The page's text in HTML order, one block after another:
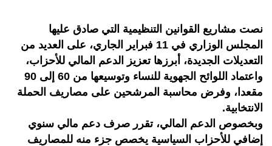
نصت مشاريع القوانين التنظيمية التي صادق عليها
المجلس الوزاري في 11 فبراير الجاري، على العديد من
التعديلات الجديدة، أبرزها تعزيز الدعم المالي للأحزاب،
واعتماد اللوائح الجهوية للنساء وتوسيعها من 60 إلى 90
مقعدا، وفرض محاسبة المرشحين على مصاريف الحملة
الانتخابية.
وبخصوص الدعم المالي، تقرر صرف دعم مالي سنوي
إضافي للأحزاب السياسية يخصص جزء منه للمصاريف